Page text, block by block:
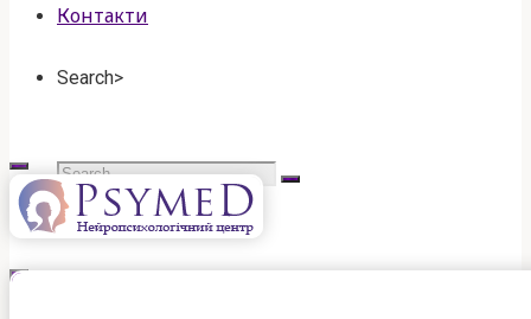
Контакти
Search>
Search
for:
psymed